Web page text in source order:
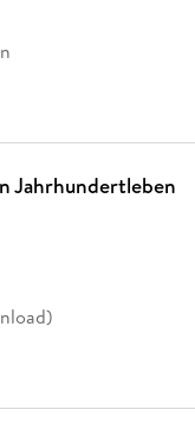
Jahrhundertleben